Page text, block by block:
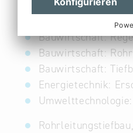
keine Angabe
Bauwirtschaft:
Bauwirtschaft:
Bauwirtschaft:
Energietechnik: